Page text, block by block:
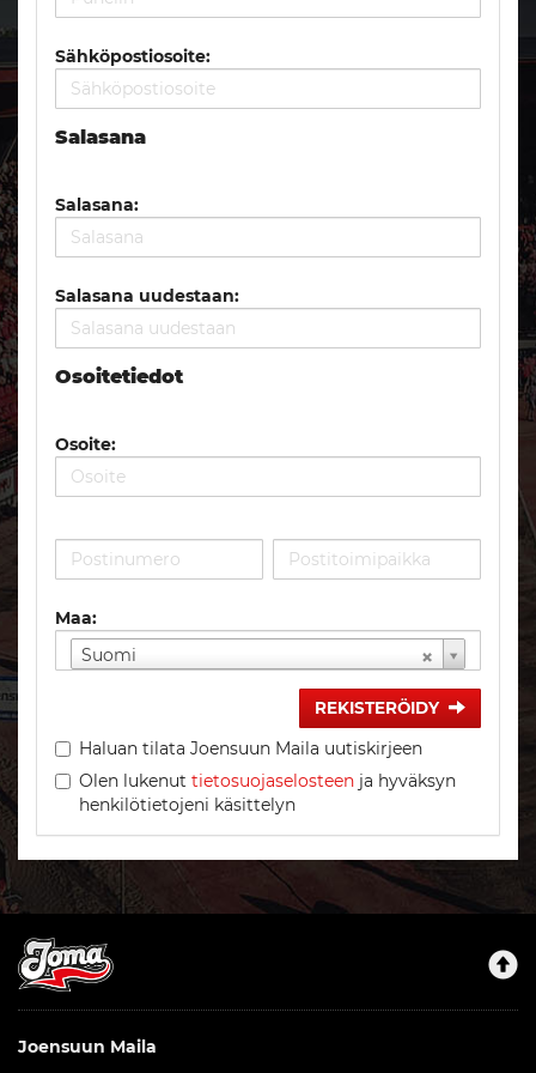
Sähköpostiosoite:
Salasana
Salasana:
Salasana uudestaan:
Osoitetiedot
Osoite:
Maa:
Suomi
REKISTERÖIDY
Haluan tilata Joensuun Maila uutiskirjeen
Olen lukenut tietosuojaselosteen ja hyväksyn
henkilötietojeni käsittelyn
Joensuun Maila